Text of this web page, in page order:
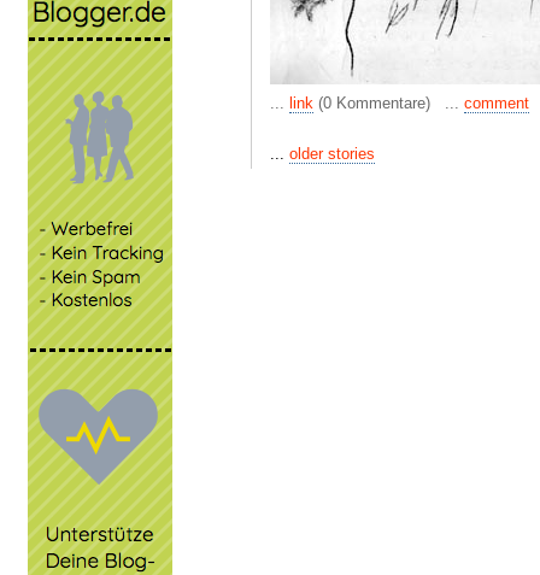
... link (0 Kommentare) ... comment
... older stories